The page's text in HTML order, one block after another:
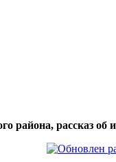
рассказ об